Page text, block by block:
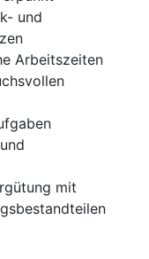
und
Arbeitszeiten
mit